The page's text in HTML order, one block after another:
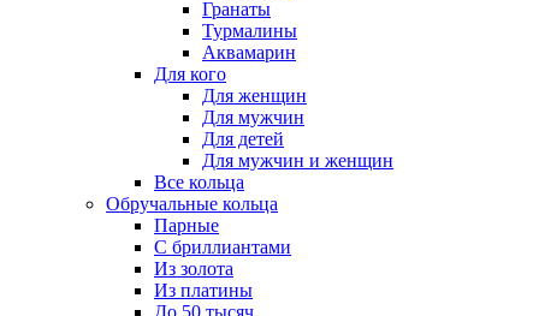
Гранаты
Турмалины
Аквамарин
Для кого
Для женщин
Для мужчин
Для детей
Для мужчин и женщин
Все кольца
Обручальные кольца
Парные
С бриллиантами
Из золота
Из платины
До 50 тысяч